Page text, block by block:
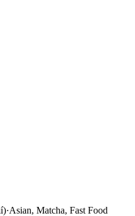
)·Asian, Matcha, Fast Food